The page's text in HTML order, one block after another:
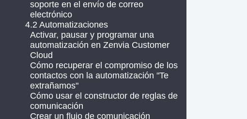
soporte en el envío de correo
electrónico
4.2 Automatizaciones
Activar, pausar y programar una
automatización en Zenvia Customer
Cloud
Cómo recuperar el compromiso de los
contactos con la automatización "Te
extrañamos"
Cómo usar el constructor de reglas de
comunicación
Crear un flujo de comunicación